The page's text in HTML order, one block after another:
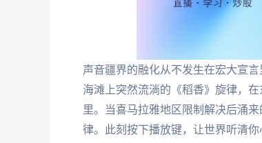
声音疆界的融化从不发生在宏大宣
海滩上突然流淌的《稻香》旋律，
里。当喜马拉雅地区限制解决后涌
律。此刻按下播放键，让世界听清你